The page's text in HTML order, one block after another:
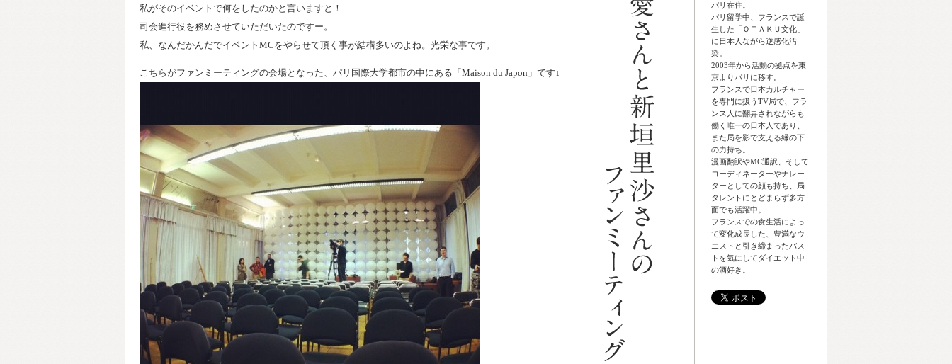
パリ在住。
パリ留学中、フランスで誕
生した「ＯＴＡＫＵ文化」
に日本人ながら逆感化汚
染。
2003年から活動の拠点を東
京よりパリに移す。
フランスで日本カルチャー
を専門に扱うTV局で、フラ
ンス人に翻弄されながらも
働く唯一の日本人であり、
また局を影で支える縁の下
の力持ち。
漫画翻訳やMC通訳、そして
コーディネーターやナレー
ターとしての顔も持ち、局
タレントにとどまらず多方
面でも活躍中。
フランスでの食生活によっ
て変化成長した、豊満なウ
エストと引き締まったバス
トを気にしてダイエット中
の酒好き。
私がそのイベントで何をしたのかと言いますと！
司会進行役を務めさせていただいたのですー。
私、なんだかんだでイベントMCをやらせて頂く事が結構多いのよね。光栄な事です。
こちらがファンミーティングの会場となった、パリ国際大学都市の中にある「Maison du Japon」です↓